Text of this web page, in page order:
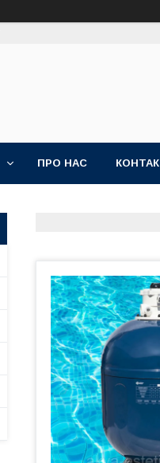
ПРО НАС